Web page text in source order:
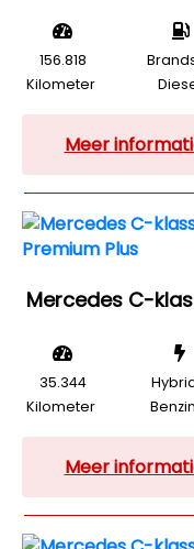
156.818
Kilometer
Meer
Mercedes C-
35.344
Kilometer
Meer